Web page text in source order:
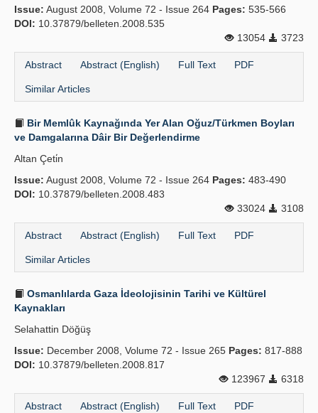
Issue: August 2008, Volume 72 - Issue 264 Pages: 535-566
DOI: 10.37879/belleten.2008.535
13054
3723
Abstract Abstract (English) Full Text PDF
Similar Articles
Bir Memlûk Kaynağında Yer Alan Oğuz/Türkmen Boyları
ve Damgalarına Dâir Bir Değerlendirme
Altan Çeti̇n
Issue: August 2008, Volume 72 - Issue 264 Pages: 483-490
DOI: 10.37879/belleten.2008.483
33024
3108
Abstract Abstract (English) Full Text PDF
Similar Articles
Osmanlılarda Gaza İdeolojisinin Tarihi ve Kültürel
Kaynakları
Selahattin Döğüş
Issue: December 2008, Volume 72 - Issue 265 Pages: 817-888
DOI: 10.37879/belleten.2008.817
123967
6318
Abstract Abstract (English) Full Text PDF